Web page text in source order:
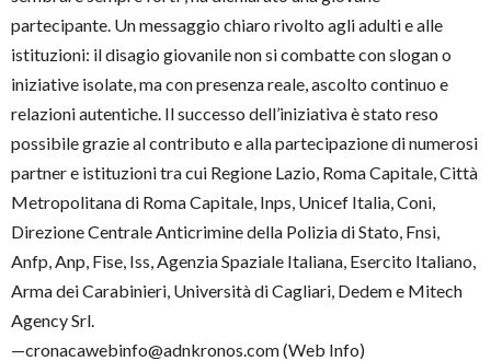
partecipante. Un messaggio chiaro rivolto agli adulti e alle
istituzioni: il disagio giovanile non si combatte con slogan o
iniziative isolate, ma con presenza reale, ascolto continuo e
relazioni autentiche. Il successo dell’iniziativa è stato reso
possibile grazie al contributo e alla partecipazione di numerosi
partner e istituzioni tra cui Regione Lazio, Roma Capitale, Città
Metropolitana di Roma Capitale, Inps, Unicef Italia, Coni,
Direzione Centrale Anticrimine della Polizia di Stato, Fnsi,
Anfp, Anp, Fise, Iss, Agenzia Spaziale Italiana, Esercito Italiano,
Arma dei Carabinieri, Università di Cagliari, Dedem e Mitech
Agency Srl.
—cronacawebinfo@adnkronos.com (Web Info)